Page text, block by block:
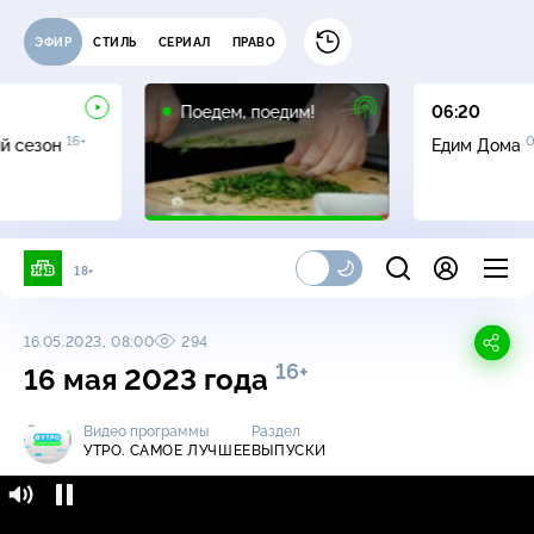
ЭФИР СТИЛЬ СЕРИАЛ ПРАВО
сезон 16+
Поедем, поедим!
06:20
Едим Дома
18+
16.05.2023, 08:00 294
16 мая 2023 года 16+
Видео программы
УТРО. САМОЕ ЛУЧШЕЕ
Раздел
ВЫПУСКИ